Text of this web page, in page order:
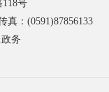
号
真：(0591)87856133
务